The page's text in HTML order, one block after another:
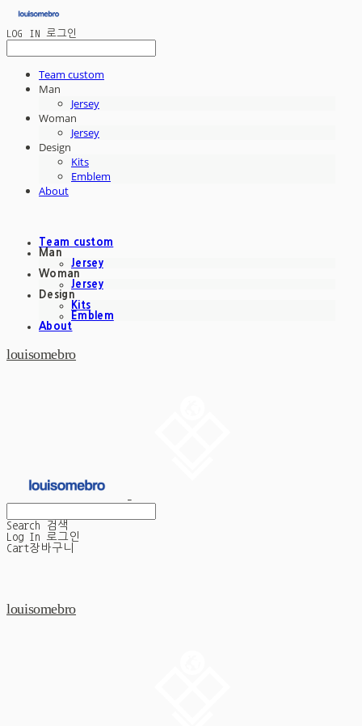
LOG IN 로그인
Team custom
Man
Jersey
Woman
Jersey
Design
Kits
Emblem
About
Team custom
Man
Jersey
Woman
Jersey
Design
Kits
Emblem
About
louisomebro
Search
검색
Log In
로그인
Cart장바구니
louisomebro